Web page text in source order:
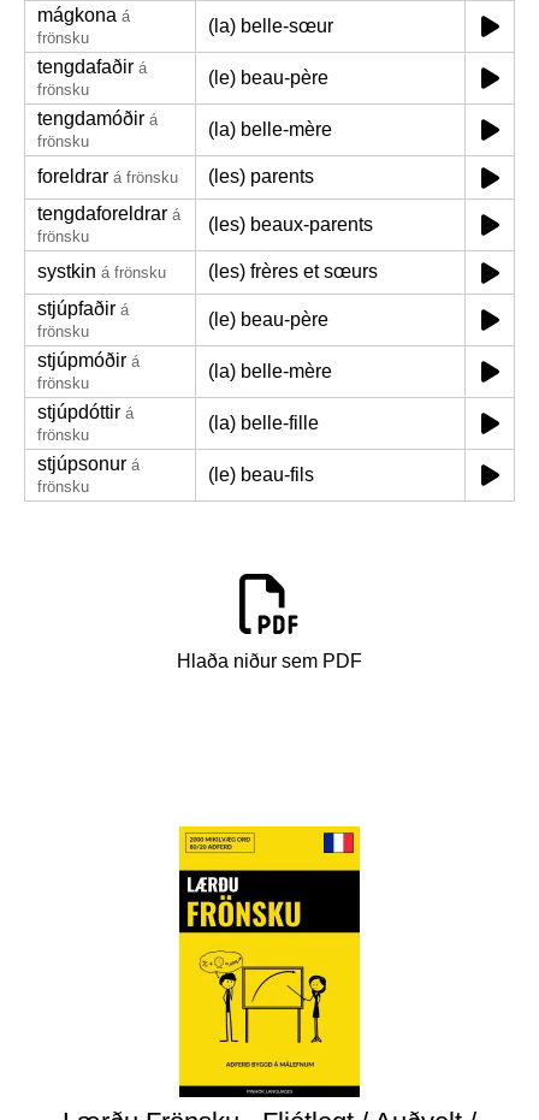
mágkona á
frönsku
(la) belle-sœur
tengdafaðir á
frönsku
(le) beau-père
tengdamóðir á
frönsku
(la) belle-mère
foreldrar á frönsku
(les) parents
tengdaforeldrar á
frönsku
(les) beaux-parents
systkin á frönsku
(les) frères et sœurs
stjúpfaðir á
frönsku
(le) beau-père
stjúpmóðir á
frönsku
(la) belle-mère
stjúpdóttir á
frönsku
(la) belle-fille
stjúpsonur á
frönsku
(le) beau-fils
Hlaða niður sem PDF